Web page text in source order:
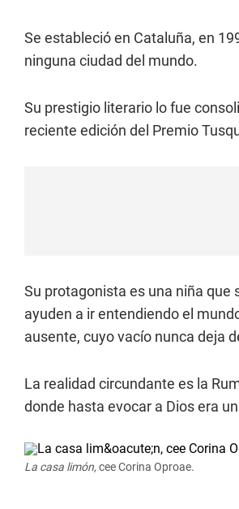
Se estableció en Cataluña, en
ninguna ciudad del mundo.
Su prestigio literario lo fue
reciente edición del Premio
Su protagonista es una niña que
ayuden a ir entendiendo el
ausente, cuyo vacío nunca deja
La realidad circundante es la
donde hasta evocar a Dios era
La casa limón,cee Corina Oproae.